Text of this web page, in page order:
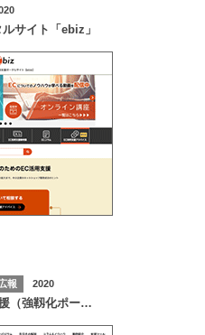
サイト「ebiz」
報 2020
中小企業強靱化支援（強靱化ポータル）